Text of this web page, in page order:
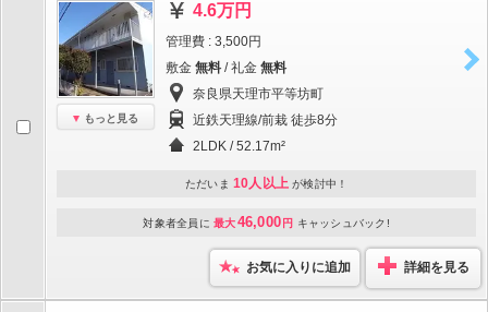
もっと見る
4.6万円
管理費 : 3,500円
敷金 無料 / 礼金 無料
奈良県天理市平等坊町
近鉄天理線/前栽 徒歩8分
2LDK / 52.17m²
ただいま 10人以上 が検討中！
対象者全員に 最大46,000 円 キャッシュバック!
お気に入りに追加 詳細を見る